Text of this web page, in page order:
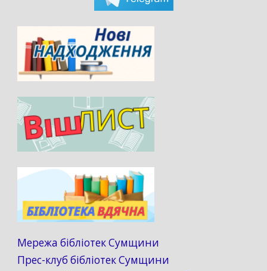
Мережа бібліотек Сумщини
Прес-клуб бібліотек Сумщини